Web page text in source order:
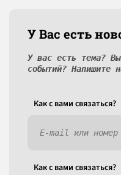
У Вас есть
У вас есть тема?
событий? Напишите
Как c вами связаться?
Как c вами связаться?